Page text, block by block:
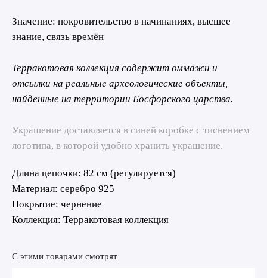
Значение: покровительство в начинаниях, высшее
знание, связь времён
Терракотовая коллекция содержит оммажи и
отсылки на реальные археологические объекты,
найденные на территории Босфорского царства.
Украшение доставляется в синей коробке с тиснением
логотипа, в которой удобно хранить украшение.
Длина цепочки: 82 см (регулируется)
Материал: серебро 925
Покрытие: чернение
Коллекция: Терракотовая коллекция
С этими товарами смотрят